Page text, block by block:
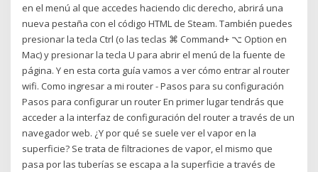
en el menú al que accedes haciendo clic derecho, abrirá una
nueva pestaña con el código HTML de Steam. También puedes
presionar la tecla Ctrl (o las teclas ⌘ Command+ ⌥ Option en
Mac) y presionar la tecla U para abrir el menú de la fuente de
página. Y en esta corta guía vamos a ver cómo entrar al router
wifi. Como ingresar a mi router - Pasos para su configuración
Pasos para configurar un router En primer lugar tendrás que
acceder a la interfaz de configuración del router a través de un
navegador web. ¿Y por qué se suele ver el vapor en la
superficie? Se trata de filtraciones de vapor, el mismo que
pasa por las tuberías se escapa a la superficie a través de